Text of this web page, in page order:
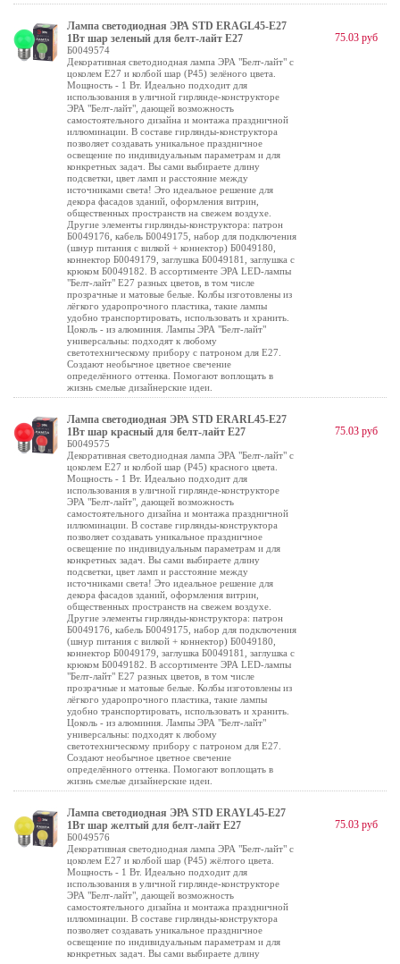
Лампа светодиодная ЭРА STD ERAGL45-E27
1Вт шар зеленый для белт-лайт Е27
Б0049574
Декоративная светодиодная лампа ЭРА "Белт-лайт" с
цоколем Е27 и колбой шар (Р45) зелёного цвета.
Мощность - 1 Вт. Идеально подходит для
использования в уличной гирлянде-конструкторе
ЭРА "Белт-лайт", дающей возможность
самостоятельного дизайна и монтажа праздничной
иллюминации. В составе гирлянды-конструктора
позволяет создавать уникальное праздничное
освещение по индивидуальным параметрам и для
конкретных задач. Вы сами выбираете длину
подсветки, цвет ламп и расстояние между
источниками света! Это идеальное решение для
декора фасадов зданий, оформления витрин,
общественных пространств на свежем воздухе.
Другие элементы гирлянды-конструктора: патрон
Б0049176, кабель Б0049175, набор для подключения
(шнур питания с вилкой + коннектор) Б0049180,
коннектор Б0049179, заглушка Б0049181, заглушка с
крюком Б0049182. В ассортименте ЭРА LED-лампы
"Белт-лайт" E27 разных цветов, в том числе
прозрачные и матовые белые. Колбы изготовлены из
лёгкого ударопрочного пластика, такие лампы
удобно транспортировать, использовать и хранить.
Цоколь - из алюминия. Лампы ЭРА "Белт-лайт"
универсальны: подходят к любому
светотехническому прибору с патроном для Е27.
Создают необычное цветное свечение
определённого оттенка. Помогают воплощать в
жизнь смелые дизайнерские идеи.
75.03 руб
Лампа светодиодная ЭРА STD ERARL45-E27
1Вт шар красный для белт-лайт Е27
Б0049575
Декоративная светодиодная лампа ЭРА "Белт-лайт" с
цоколем Е27 и колбой шар (Р45) красного цвета.
Мощность - 1 Вт. Идеально подходит для
использования в уличной гирлянде-конструкторе
ЭРА "Белт-лайт", дающей возможность
самостоятельного дизайна и монтажа праздничной
иллюминации. В составе гирлянды-конструктора
позволяет создавать уникальное праздничное
освещение по индивидуальным параметрам и для
конкретных задач. Вы сами выбираете длину
подсветки, цвет ламп и расстояние между
источниками света! Это идеальное решение для
декора фасадов зданий, оформления витрин,
общественных пространств на свежем воздухе.
Другие элементы гирлянды-конструктора: патрон
Б0049176, кабель Б0049175, набор для подключения
(шнур питания с вилкой + коннектор) Б0049180,
коннектор Б0049179, заглушка Б0049181, заглушка с
крюком Б0049182. В ассортименте ЭРА LED-лампы
"Белт-лайт" E27 разных цветов, в том числе
прозрачные и матовые белые. Колбы изготовлены из
лёгкого ударопрочного пластика, такие лампы
удобно транспортировать, использовать и хранить.
Цоколь - из алюминия. Лампы ЭРА "Белт-лайт"
универсальны: подходят к любому
светотехническому прибору с патроном для Е27.
Создают необычное цветное свечение
определённого оттенка. Помогают воплощать в
жизнь смелые дизайнерские идеи.
75.03 руб
Лампа светодиодная ЭРА STD ERAYL45-E27
1Вт шар желтый для белт-лайт Е27
Б0049576
Декоративная светодиодная лампа ЭРА "Белт-лайт" с
цоколем Е27 и колбой шар (Р45) жёлтого цвета.
Мощность - 1 Вт. Идеально подходит для
использования в уличной гирлянде-конструкторе
ЭРА "Белт-лайт", дающей возможность
самостоятельного дизайна и монтажа праздничной
иллюминации. В составе гирлянды-конструктора
позволяет создавать уникальное праздничное
освещение по индивидуальным параметрам и для
конкретных задач. Вы сами выбираете длину
75.03 руб